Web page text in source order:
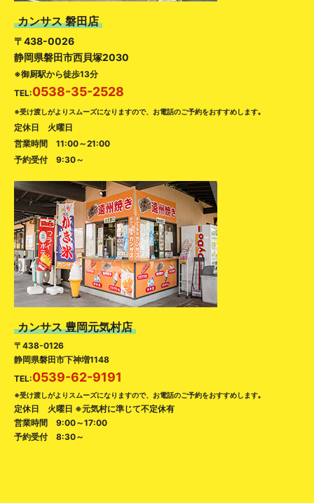
カンサス 磐田店
〒438-0026
静岡県磐田市西貝塚2030
※御厨駅から徒歩13分
TEL:0538-35-2528
※受け渡しがよりスムーズになりますので、お電話のご予約をおすすめします｡
定休日 火曜日
営業時間 11:00～21:00
予約受付 9:30～
カンサス 豊岡元気村店
〒438-0126
静岡県磐田市下神増1148
TEL:0539-62-9191
※受け渡しがよりスムーズになりますので、お電話のご予約をおすすめします｡
定休日 火曜日 ※元気村に準じて不定休有
営業時間 9:00～17:00
予約受付 8:30～